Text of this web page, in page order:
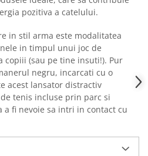
pozitiva a catelului.
in stil arma este modalitatea
in timpul unui joc de
copiii (sau pe tine insuti!). Pur
negru, incarcati cu o
acest lansator distractiv
tenis incluse prin parc si
fi nevoie sa intri in contact cu